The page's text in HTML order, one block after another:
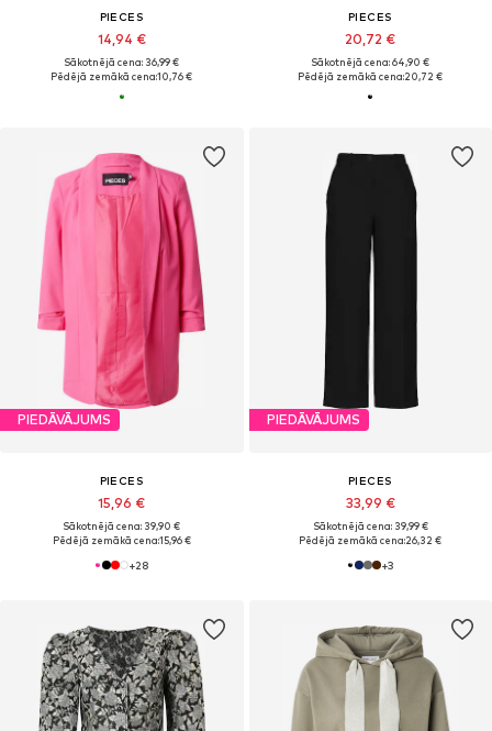
PIECES
14,94 €
Sākotnējā cena: 36,99 €
Pēdējā zemākā cena:10,76 €
PIECES
20,72 €
Sākotnējā cena: 64,90 €
Pēdējā zemākā cena:20,72 €
PIEDĀVĀJUMS
PIECES
15,96 €
Sākotnējā cena: 39,90 €
Pēdējā zemākā cena:15,96 €
+28
PIEDĀVĀJUMS
PIECES
33,99 €
Sākotnējā cena: 39,99 €
Pēdējā zemākā cena:26,32 €
+3